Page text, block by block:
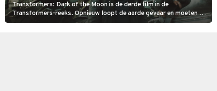
Transformers: Dark of the Moon is de derde film in de
Transformers-reeks. Opnieuw loopt de aarde gevaar en moeten de
Autobots de planeet verdedigen tegen de Decepticons.